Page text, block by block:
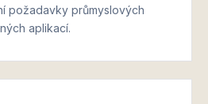
požadavky průmyslových
aplikací.